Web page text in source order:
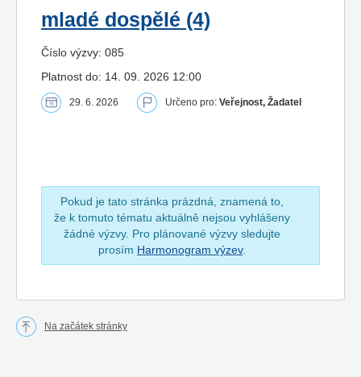
mladé dospělé (4)
Číslo výzvy: 085
Platnost do: 14. 09. 2026 12:00
29. 6. 2026 Určeno pro: Veřejnost, Žadatel
Pokud je tato stránka prázdná, znamená to,
že k tomuto tématu aktuálně nejsou vyhlášeny
žádné výzvy. Pro plánované výzvy sledujte
prosím Harmonogram výzev.
Na začátek stránky